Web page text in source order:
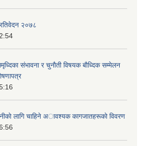
२०७८
संभावना र चुनाैती विषयक बाैध्दिक सम्मेलन
लागि चाहिने अावश्यक कागजातहरूकाे विवरण